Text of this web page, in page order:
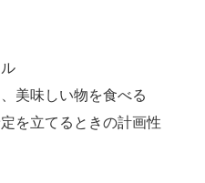
美味しい物を食べる
を立てるときの計画性